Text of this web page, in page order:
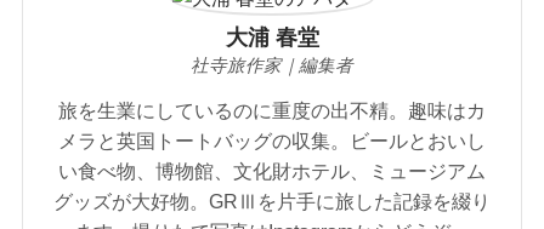
大浦 春堂
社寺旅作家｜編集者
旅を生業にしているのに重度の出不精。趣味はカ
メラと英国トートバッグの収集。ビールとおいし
い食べ物、博物館、文化財ホテル、ミュージアム
グッズが大好物。GRⅢを片手に旅した記録を綴り